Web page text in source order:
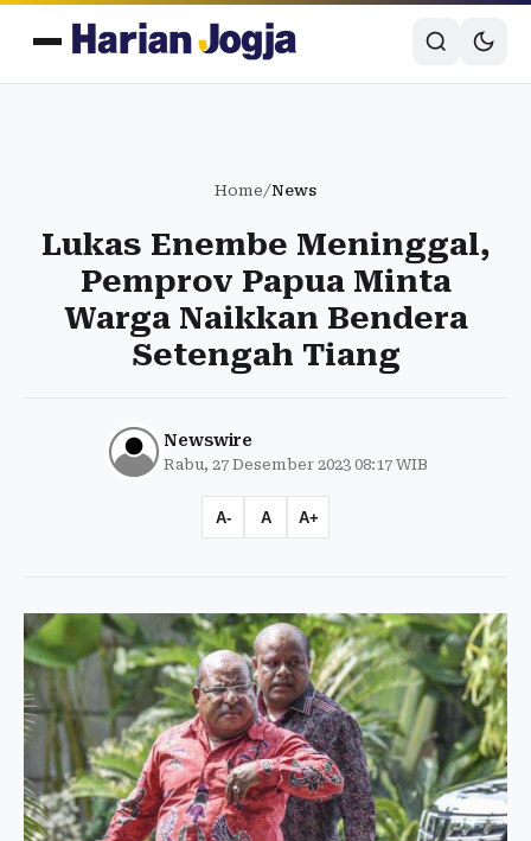
Home/News
Lukas Enembe Meninggal,
Pemprov Papua Minta
Warga Naikkan Bendera
Setengah Tiang
Newswire
Rabu, 27 Desember 2023 08:17 WIB
A- A A+